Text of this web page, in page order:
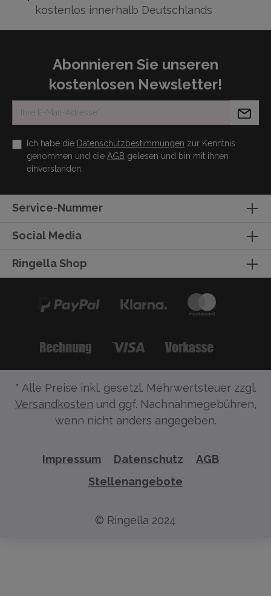
kostenlos innerhalb Deutschlands
Abonnieren Sie unseren
kostenlosen Newsletter!
Ich habe die Datenschutzbestimmungen zur Kenntnis
genommen und die AGB gelesen und bin mit ihnen
einverstanden.
Service-Nummer
Social Media
Ringella Shop
* Alle Preise inkl. gesetzl. Mehrwertsteuer zzgl.
Versandkosten und ggf. Nachnahmegebühren,
wenn nicht anders angegeben.
Impressum Datenschutz
AGB
Stellenangebote
© Ringella 2024